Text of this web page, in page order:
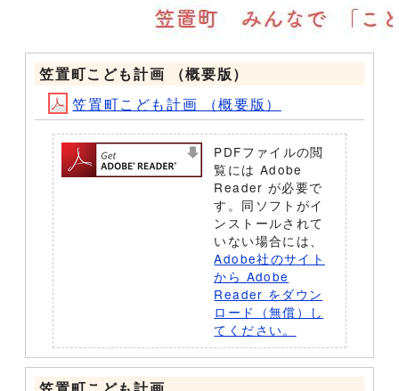
笠置町こども計画 （概要版）
笠置町こども計画 （概要版）
PDFファイルの閲
覧には Adobe
Reader が必要で
す。同ソフトがイ
ンストールされて
いない場合には、
Adobe社のサイト
から Adobe
Reader をダウン
ロード（無償）し
てください。